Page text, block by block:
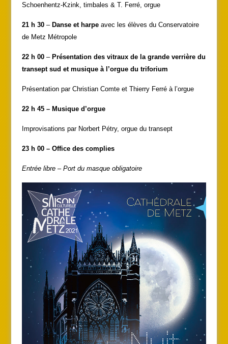
Schoenhentz-Kzink, timbales & T. Ferré, orgue
21 h 30 – Danse et harpeavec les élèves du Conservatoire
de Metz Métropole
22 h 00– Présentation des vitraux de la grande verrière du
transept sud et musique à l’orgue du triforium
Présentation par Christian Comte et Thierry Ferré à l’orgue
22 h 45 – Musique d’orgue
Improvisations par Norbert Pétry, orgue du transept
23 h 00 – Office des complies
Entrée libre – Port du masque obligatoire